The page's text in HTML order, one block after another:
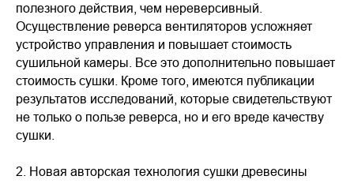
полезного действия, чем нереверсивный.
Осуществление реверса вентиляторов усложняет
устройство управления и повышает стоимость
сушильной камеры. Все это дополнительно повышает
стоимость сушки. Кроме того, имеются публикации
результатов исследований, которые свидетельствуют
не только о пользе реверса, но и его вреде качеству
сушки.
2. Новая авторская технология сушки древесины